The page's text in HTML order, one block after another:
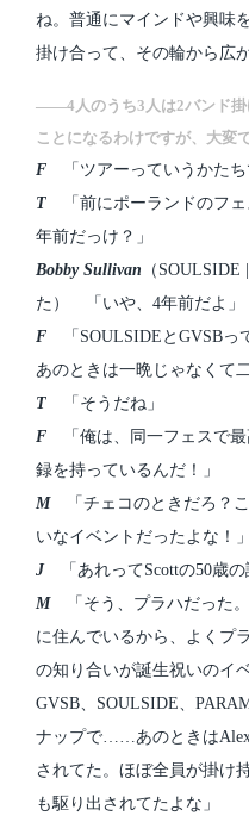
ね。普通にマインドや興味
掛け合って、その輪から広
――4人のうち3人は2バンド掛
ことになるわけですが、大変
F 「ツアーっていうかたち
T 「前にポーランドのフェ
年前だっけ？」
Bobby Sullivan （
た） 「いや、4年前だよ」
F 「SOULSIDEとGVSBっ
あのときは一晩じゃなくて
T 「そうだね」
F 「俺は、同一フェスで最
録を持っているんだ！」
M「チェコのときだろ？こ
いなイベントだったよな！」
J「あれってScottの50歳の
M「そう、プラハだった。
に住んでいるから、よくプ
の知り合いが誕生祝いのイ
GVSB、SOULSIDE、
ナップで……あのときは
されてた。ほぼ全員が掛け
も駆り出されてたよな」